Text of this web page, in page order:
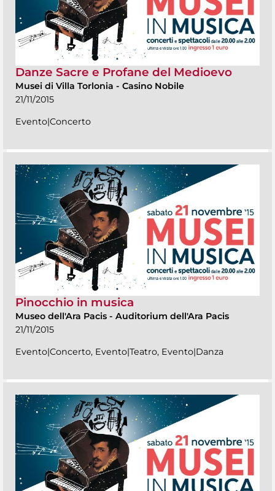
Danze Sacre e Profane del Medioevo
Musei di Villa Torlonia - Casino Nobile
21/11/2015
Evento|Concerto
Pinocchio in musica
Museo dell'Ara Pacis - Auditorium dell'Ara Pacis
21/11/2015
Evento|Concerto, Evento|Teatro, Evento|Danza